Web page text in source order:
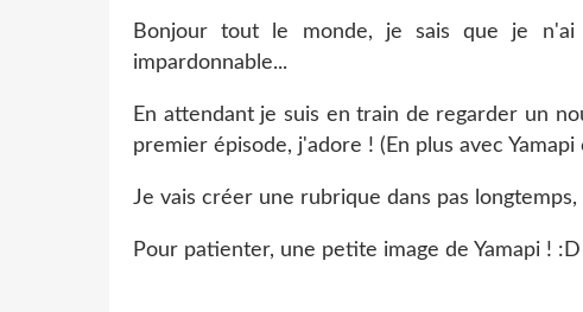
Bonjour tout le monde, je sais que je
impardonnable...
En attendant je suis en train de regarder un
premier épisode, j'adore ! (En plus avec
Je vais créer une rubrique dans pas
Pour patienter, une petite image de Yamapi ! :D